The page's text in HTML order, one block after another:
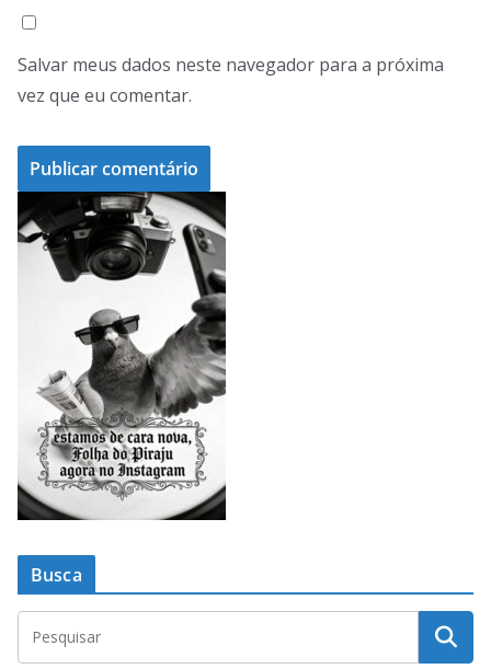
Salvar meus dados neste navegador para a próxima
vez que eu comentar.
Busca